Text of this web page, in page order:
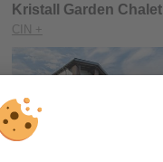
Kristall Garden Chalet
CIN +